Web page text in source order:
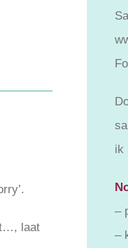
laat
ik
–
–